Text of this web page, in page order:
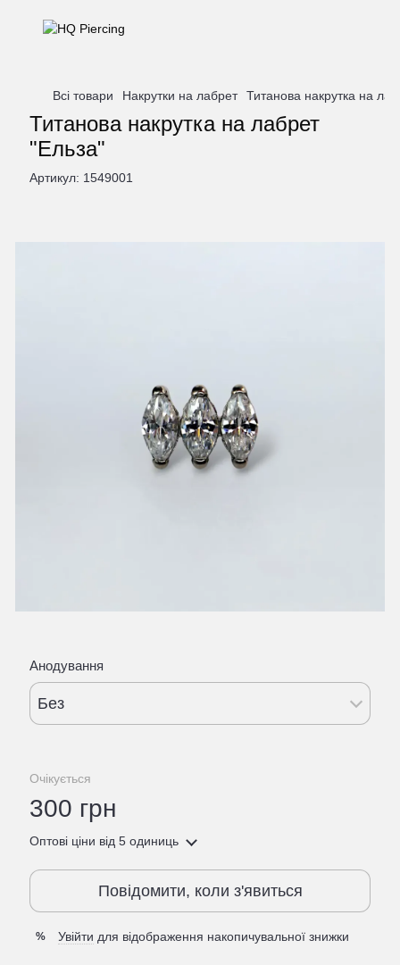
Всі товари Накрутки на лабрет Титанова накрутка на
Титанова накрутка на лабрет
"Ельза"
Артикул: 1549001
Анодування
Без
Очікується
300 грн
Оптові ціни від 5 одиниць
Повідомити, коли з'явиться
% Увійти для відображення накопичувальної знижки